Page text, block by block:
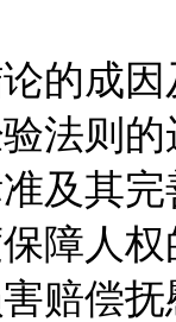
的成因
法则的
及其完
障人
赔偿